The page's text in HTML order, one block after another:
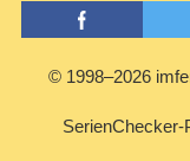
© 1998–2026
SerienChecker-